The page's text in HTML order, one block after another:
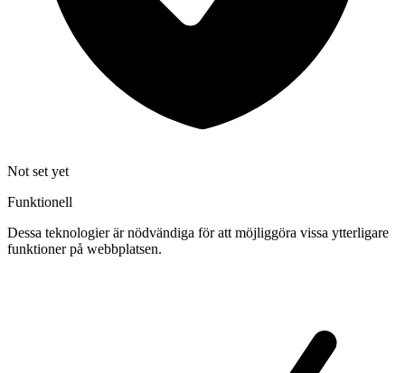
Not set yet
Funktionell
Dessa teknologier är nödvändiga för att möjliggöra vissa ytterligare
funktioner på webbplatsen.